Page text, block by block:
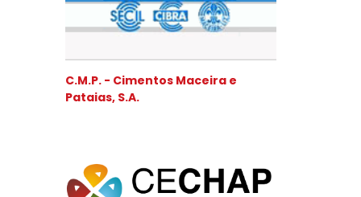
C.M.P. - Cimentos Maceira e
Pataias, S.A.